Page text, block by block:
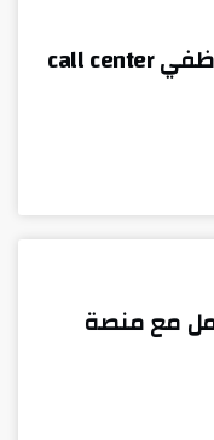
مطلوب بشكل مستعجل موظفي call center
مع منصة